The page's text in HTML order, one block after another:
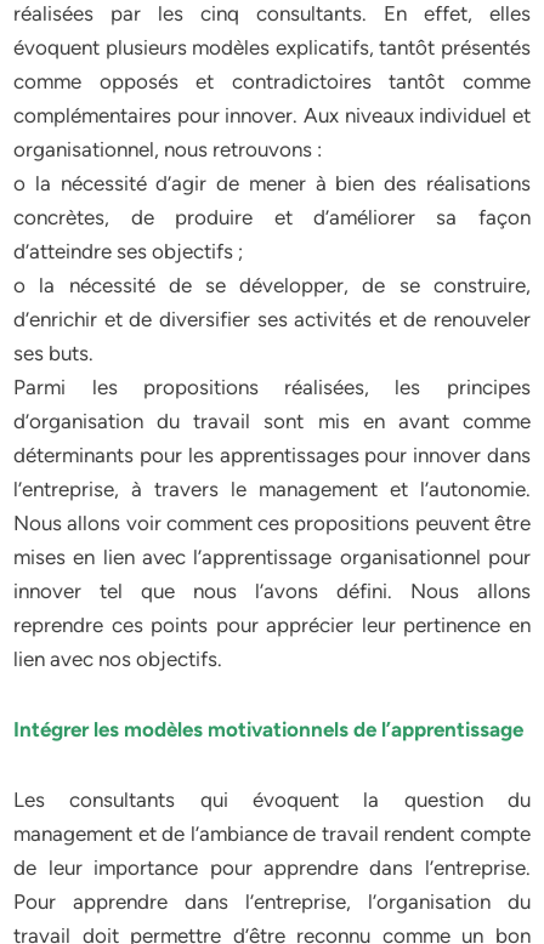
réalisées par les cinq consultants. En effet, elles
évoquent plusieurs modèles explicatifs, tantôt présentés
comme opposés et contradictoires tantôt comme
complémentaires pour innover. Aux niveaux individuel et
organisationnel, nous retrouvons :
o la nécessité d’agir de mener à bien des réalisations
concrètes, de produire et d’améliorer sa façon
d’atteindre ses objectifs ;
o la nécessité de se développer, de se construire,
d’enrichir et de diversifier ses activités et de renouveler
ses buts.
Parmi les propositions réalisées, les principes
d’organisation du travail sont mis en avant comme
déterminants pour les apprentissages pour innover dans
l’entreprise, à travers le management et l’autonomie.
Nous allons voir comment ces propositions peuvent être
mises en lien avec l’apprentissage organisationnel pour
innover tel que nous l’avons défini. Nous allons
reprendre ces points pour apprécier leur pertinence en
lien avec nos objectifs.
Intégrer les modèles motivationnels de l’apprentissage
Les consultants qui évoquent la question du
management et de l’ambiance de travail rendent compte
de leur importance pour apprendre dans l’entreprise.
Pour apprendre dans l’entreprise, l’organisation du
travail doit permettre d’être reconnu comme un bon